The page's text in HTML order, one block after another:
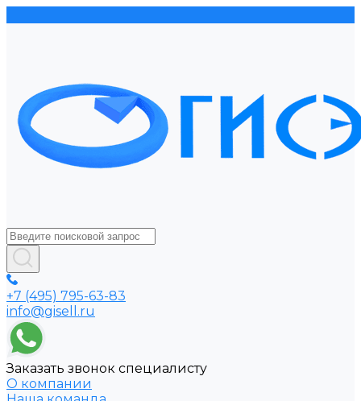
+7 (495) 795-63-83
info@gisell.ru
Заказать звонок специалисту
О компании